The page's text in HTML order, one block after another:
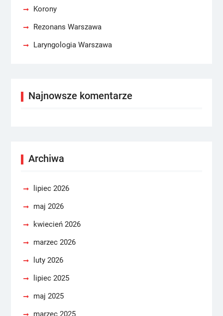
Korony
Rezonans Warszawa
Laryngologia Warszawa
Najnowsze komentarze
Archiwa
lipiec 2026
maj 2026
kwiecień 2026
marzec 2026
luty 2026
lipiec 2025
maj 2025
marzec 2025